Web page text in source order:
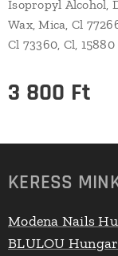
Isopropyl Alcohol,
Wax, Mica, Cl
Cl 73360, Cl, 15880
3 800 Ft
KERESS
Modena Nails
BLULOU